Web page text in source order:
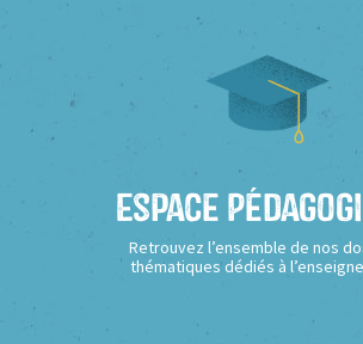
Espace
Retrouvez l’ensemble de nos
thématiques dédiés à